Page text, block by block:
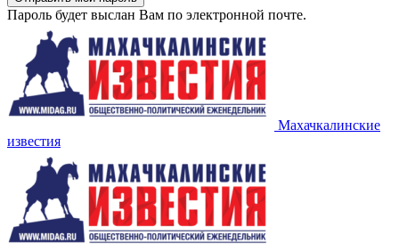
Пароль будет выслан Вам по электронной почте.
Махачкалинские
известия